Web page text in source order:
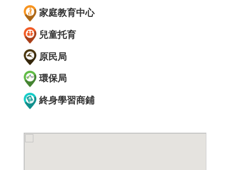
家庭教育中心
兒童托育
原民局
環保局
終身學習商鋪